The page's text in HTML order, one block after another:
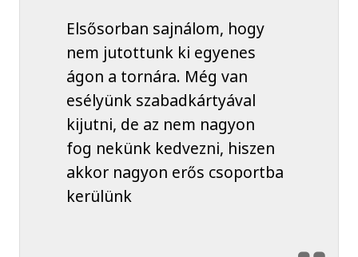
Elsősorban sajnálom, hogy
nem jutottunk ki egyenes
ágon a tornára. Még van
esélyünk szabadkártyával
kijutni, de az nem nagyon
fog nekünk kedvezni, hiszen
akkor nagyon erős csoportba
kerülünk